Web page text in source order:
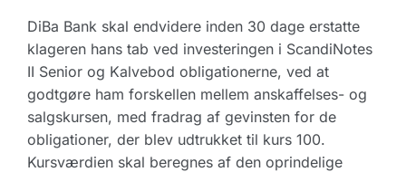
DiBa Bank skal endvidere inden 30 dage erstatte
klageren hans tab ved investeringen i ScandiNotes
II Senior og Kalvebod obligationerne, ved at
godtgøre ham forskellen mellem anskaffelses- og
salgskursen, med fradrag af gevinsten for de
obligationer, der blev udtrukket til kurs 100.
Kursværdien skal beregnes af den oprindelige